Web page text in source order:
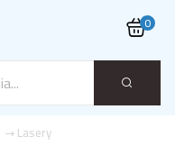
0
Lasery